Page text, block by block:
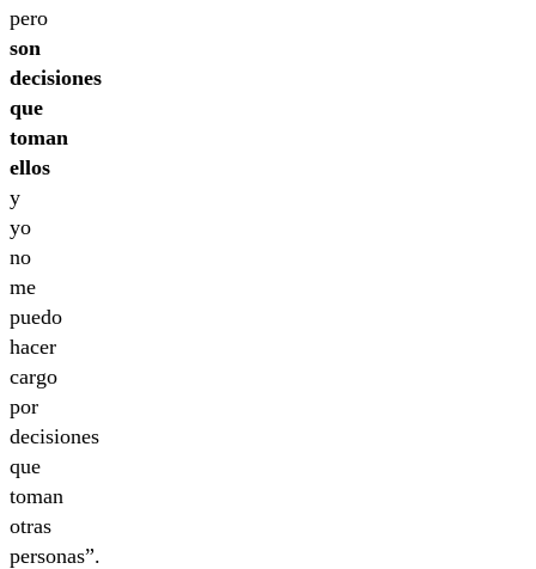
pero
son
decisiones
que
toman
ellos
y
yo
no
me
puedo
hacer
cargo
por
decisiones
que
toman
otras
personas”.